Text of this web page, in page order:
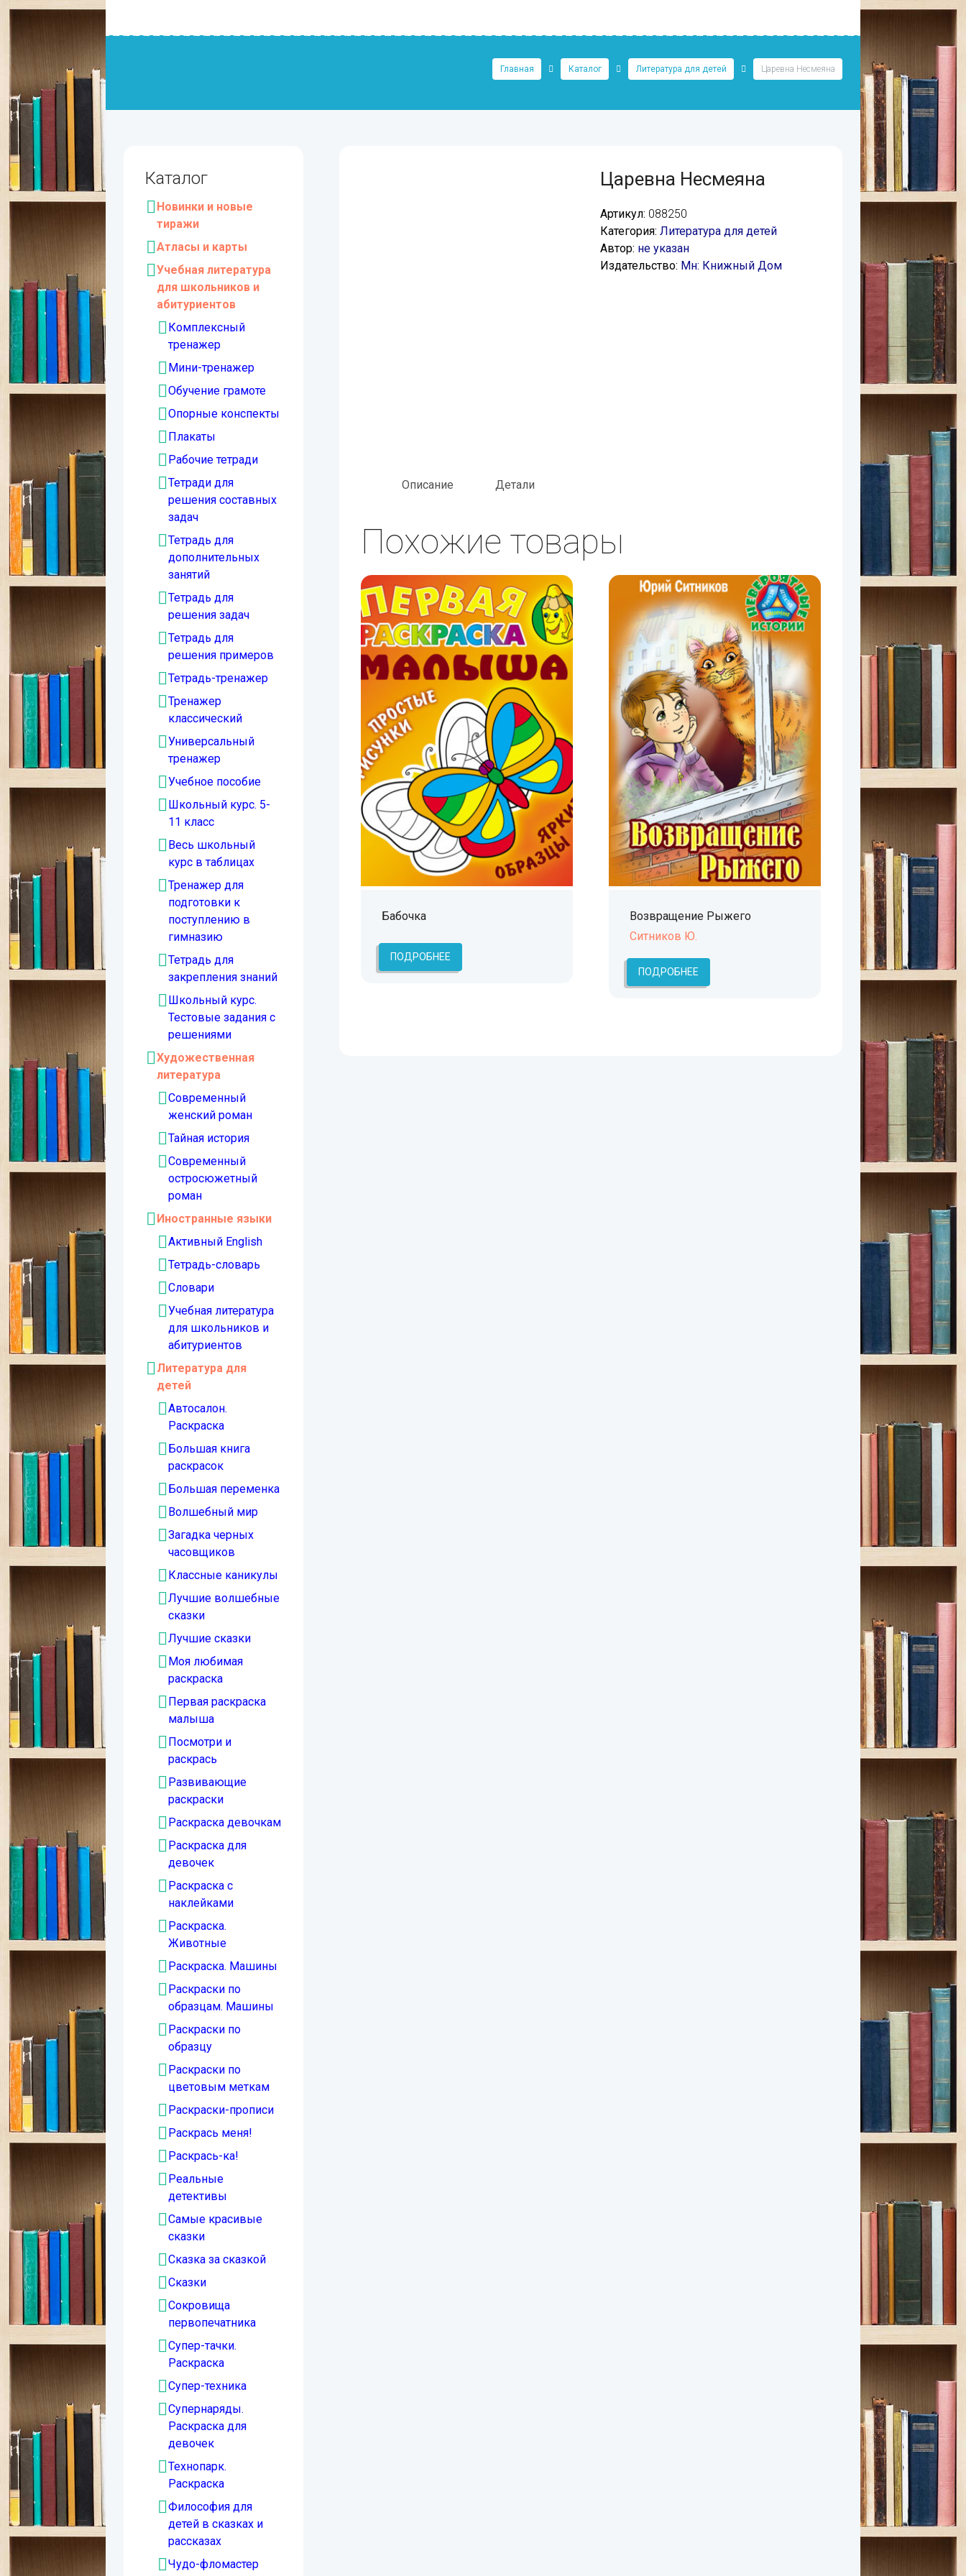
Главная Каталог Литература для детей Царевна Несмеяна
Царевна Несмеяна
Артикул: 088250
Категория: Литература для детей
Автор: не указан
Издательство: Мн: Книжный Дом
Описание Детали
Похожие товары
Бабочка
ПОДРОБНЕЕ
Возвращение Рыжего
Ситников Ю.
ПОДРОБНЕЕ
Каталог
Новинки и новые
тиражи
Атласы и карты
Учебная литература
для школьников и
абитуриентов
Комплексный
тренажер
Мини-тренажер
Обучение грамоте
Опорные конспекты
Плакаты
Рабочие тетради
Тетради для
решения составных
задач
Тетрадь для
дополнительных
занятий
Тетрадь для
решения задач
Тетрадь для
решения примеров
Тетрадь-тренажер
Тренажер
классический
Универсальный
тренажер
Учебное пособие
Школьный курс. 5-
11 класс
Весь школьный
курс в таблицах
Тренажер для
подготовки к
поступлению в
гимназию
Тетрадь для
закрепления знаний
Школьный курс.
Тестовые задания с
решениями
Художественная
литература
Современный
женский роман
Тайная история
Современный
остросюжетный
роман
Иностранные языки
Активный English
Тетрадь-словарь
Словари
Учебная литература
для школьников и
абитуриентов
Литература для
детей
Автосалон.
Раскраска
Большая книга
раскрасок
Большая переменка
Волшебный мир
Загадка черных
часовщиков
Классные каникулы
Лучшие волшебные
сказки
Лучшие сказки
Моя любимая
раскраска
Первая раскраска
малыша
Посмотри и
раскрась
Развивающие
раскраски
Раскраска девочкам
Раскраска для
девочек
Раскраска с
наклейками
Раскраска.
Животные
Раскраска. Машины
Раскраски по
образцам. Машины
Раскраски по
образцу
Раскраски по
цветовым меткам
Раскраски-прописи
Раскрась меня!
Раскрась-ка!
Реальные
детективы
Самые красивые
сказки
Сказка за сказкой
Сказки
Сокровища
первопечатника
Супер-тачки.
Раскраска
Супер-техника
Супернаряды.
Раскраска для
девочек
Технопарк.
Раскраска
Философия для
детей в сказках и
рассказах
Чудо-фломастер